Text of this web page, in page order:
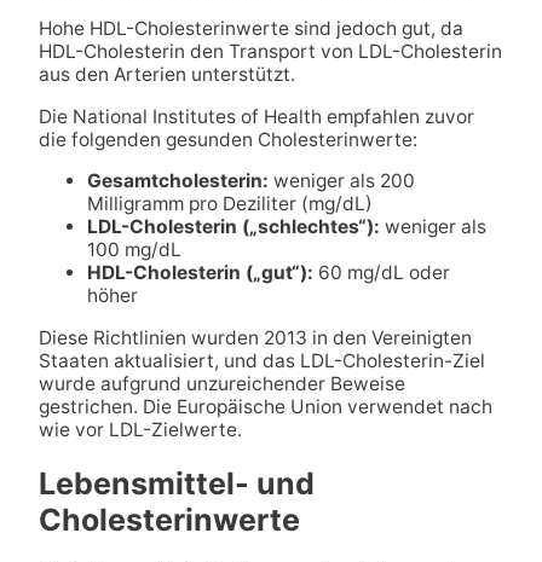
Hohe HDL-Cholesterinwerte sind jedoch gut, da
HDL-Cholesterin den Transport von LDL-Cholesterin
aus den Arterien unterstützt.
Die National Institutes of Health empfahlen zuvor
die folgenden gesunden Cholesterinwerte:
Gesamtcholesterin: weniger als 200
Milligramm pro Deziliter (mg/dL)
LDL-Cholesterin („schlechtes“): weniger als
100 mg/dL
HDL-Cholesterin („gut“): 60 mg/dL oder
höher
Diese Richtlinien wurden 2013 in den Vereinigten
Staaten aktualisiert, und das LDL-Cholesterin-Ziel
wurde aufgrund unzureichender Beweise
gestrichen. Die Europäische Union verwendet nach
wie vor LDL-Zielwerte.
Lebensmittel- und
Cholesterinwerte